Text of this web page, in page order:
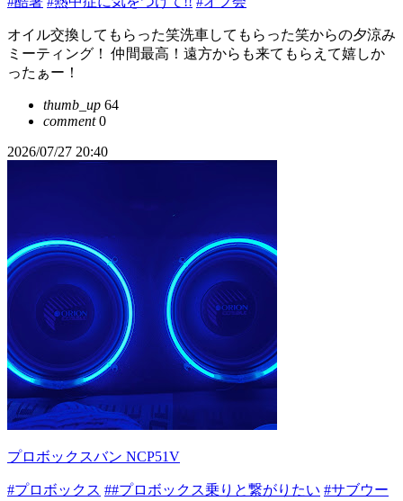
オイル交換してもらった笑洗車してもらった笑からの夕涼み
ミーティング！ 仲間最高！遠方からも来てもらえて嬉しか
ったぁー！
thumb_up 64
comment0
2026/07/27 20:40
プロボックスバン NCP51V
#プロボックス ##プロボックス乗りと繋がりたい #サブウー